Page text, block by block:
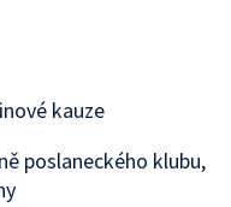
kauze
poslaneckého klubu,